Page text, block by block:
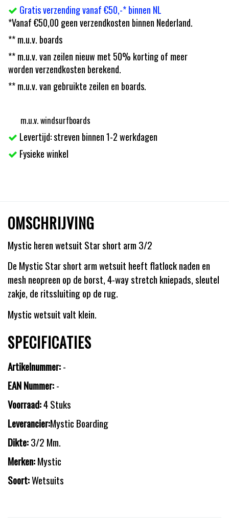
Gratis verzending vanaf €50,-* binnen NL
*Vanaf €50,00 geen verzendkosten binnen Nederland.
** m.u.v. boards
** m.u.v. van zeilen nieuw met 50% korting of meer
worden verzendkosten berekend.
** m.u.v. van gebruikte zeilen en boards.
m.u.v. windsurfboards
Levertijd: streven binnen 1-2 werkdagen
Fysieke winkel
OMSCHRIJVING
Mystic heren wetsuit Star short arm 3/2
De Mystic Star short arm wetsuit heeft flatlock naden en
mesh neopreen op de borst, 4-way stretch kniepads, sleutel
zakje, de ritssluiting op de rug.
Mystic wetsuit valt klein.
SPECIFICATIES
Artikelnummer:-
EAN Nummer:-
Voorraad:4 Stuks
Leverancier:Mystic Boarding
Dikte:3/2 Mm.
Merken:Mystic
Soort:Wetsuits